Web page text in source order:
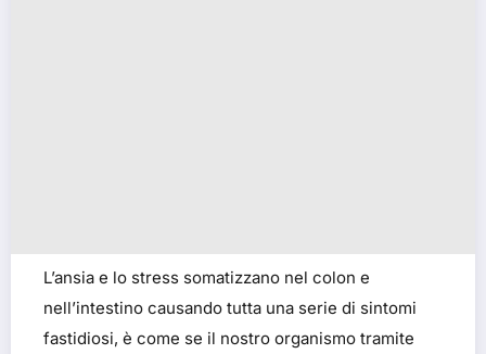
L’ansia e lo stress somatizzano nel colon e
nell’intestino causando tutta una serie di sintomi
fastidiosi, è come se il nostro organismo tramite